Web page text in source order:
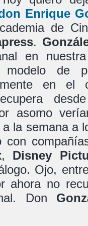
Enrique
de
.
en
de
en
asomo
la semana a
con
, Disney
Ojo,
ahora no
Don